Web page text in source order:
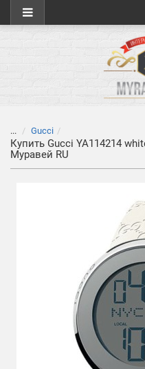
... Gucci
Купить Gucci YA114214
Муравей RU